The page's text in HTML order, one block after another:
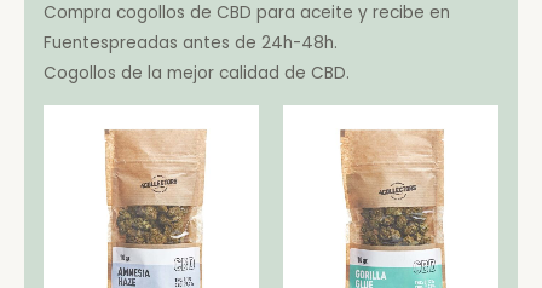
Compra cogollos de CBD para aceite y recibe en
Fuentespreadas antes de 24h-48h.
Cogollos de la mejor calidad de CBD.